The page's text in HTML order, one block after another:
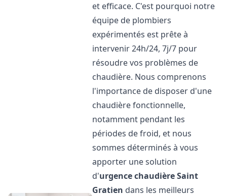
et efficace. C'est pourquoi notre
équipe de plombiers
expérimentés est prête à
intervenir 24h/24, 7j/7 pour
résoudre vos problèmes de
chaudière. Nous comprenons
l'importance de disposer d'une
chaudière fonctionnelle,
notamment pendant les
périodes de froid, et nous
sommes déterminés à vous
apporter une solution
d'urgence chaudièreSaint
Gratien dans les meilleurs